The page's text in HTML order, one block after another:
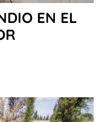
EN EL